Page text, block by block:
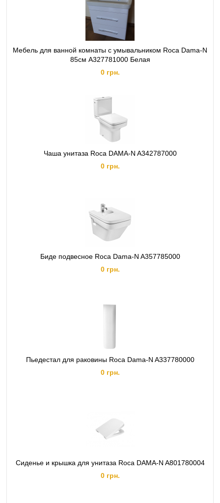
Мебель для ванной комнаты с умывальником Roca Dama-N
85см A327781000 Белая
0 грн.
Чаша унитаза Roca DAMA-N A342787000
0 грн.
Биде подвесное Roca Dama-N A357785000
0 грн.
Пьедестал для раковины Roca Dama-N A337780000
0 грн.
Cиденье и крышка для унитаза Roca DAMA-N A801780004
0 грн.